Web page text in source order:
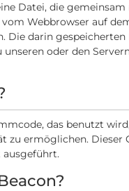
Datei, die
Webbrowser auf
Die darin
unseren oder den
das benutzt
zu ermöglichen. Dieser
ausgeführt.